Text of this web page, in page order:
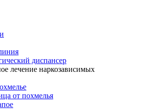
диспансер
лечение наркозависимых
от похмелья